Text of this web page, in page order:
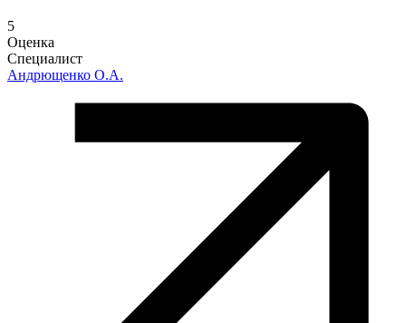
5
Оценка
Специалист
Андрющенко О.А.